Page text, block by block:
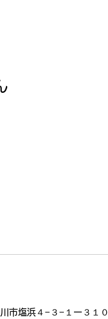
市塩浜４−３−１ー３１０